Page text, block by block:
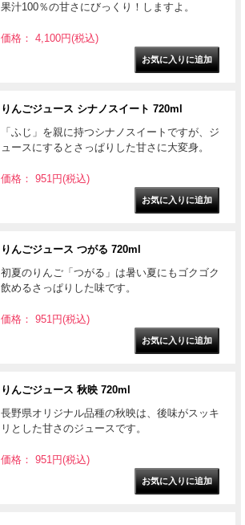
果汁100％の甘さにびっくり！しますよ。
価格： 4,100円(税込)
りんごジュース シナノスイート 720ml
「ふじ」を親に持つシナノスイートですが、ジ
ュースにするとさっぱりした甘さに大変身。
価格： 951円(税込)
りんごジュース つがる 720ml
初夏のりんご「つがる」は暑い夏にもゴクゴク
飲めるさっぱりした味です。
価格： 951円(税込)
りんごジュース 秋映 720ml
長野県オリジナル品種の秋映は、後味がスッキ
リとした甘さのジュースです。
価格： 951円(税込)